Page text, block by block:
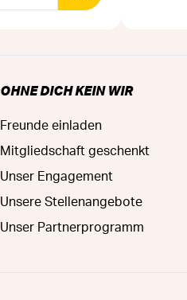
OHNE DICH KEIN WIR
Freunde einladen
Mitgliedschaft geschenkt
Unser Engagement
Unsere Stellenangebote
Unser Partnerprogramm